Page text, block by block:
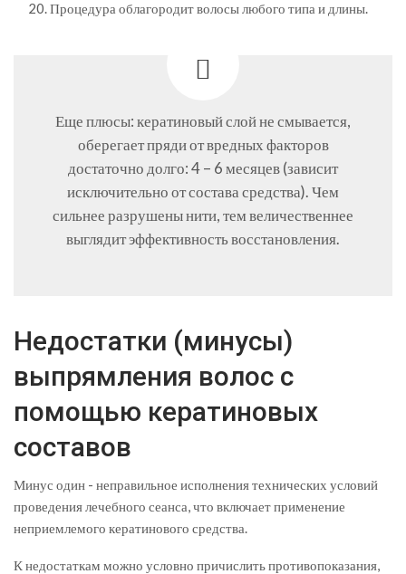
Процедура облагородит волосы любого типа и длины.
Еще плюсы: кератиновый слой не смывается,
оберегает пряди от вредных факторов
достаточно долго: 4 – 6 месяцев (зависит
исключительно от состава средства). Чем
сильнее разрушены нити, тем величественнее
выглядит эффективность восстановления.
Недостатки (минусы)
выпрямления волос с
помощью кератиновых
составов
Минус один - неправильное исполнения технических условий
проведения лечебного сеанса, что включает применение
неприемлемого кератинового средства.
К недостаткам можно условно причислить противопоказания,